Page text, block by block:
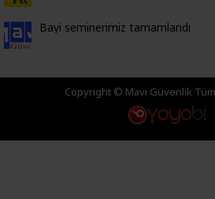
Bayi seminerimiz tamamlandı
Copyright © Mavi Güvenlik Tüm